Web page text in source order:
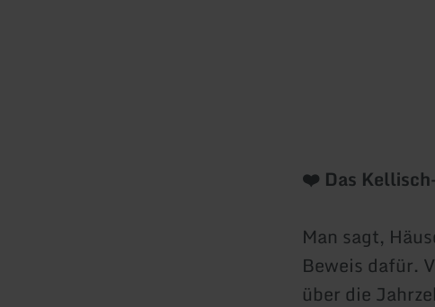
❤️ Das
Man sagt,
Beweis dafür.
über die